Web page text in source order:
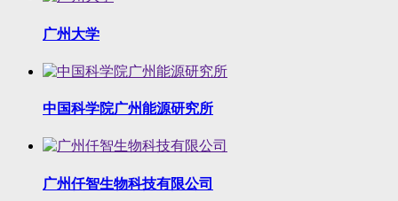
广州大学
中国科学院广州能源研究所
广州仟智生物科技有限公司